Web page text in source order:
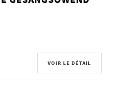
VOIR LE DÉTAIL